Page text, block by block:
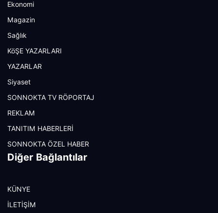
Ekonomi
Magazin
Sağlık
KöŞE YAZARLARI
YAZARLAR
Siyaset
SONNOKTA TV RÖPORTAJ
REKLAM
TANITIM HABERLERİ
SONNOKTA ÖZEL HABER
Diğer Bağlantılar
KÜNYE
İLETİŞİM